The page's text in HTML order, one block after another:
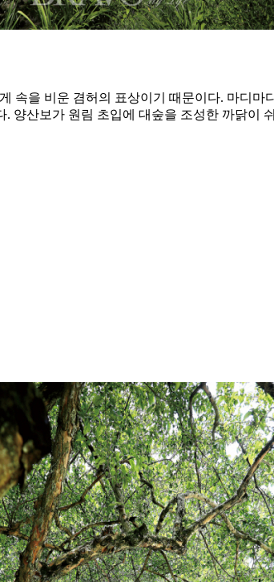
속을 비운 겸허의 표상이기 때문이다. 마디마
양산보가 원림 초입에 대숲을 조성한 까닭이